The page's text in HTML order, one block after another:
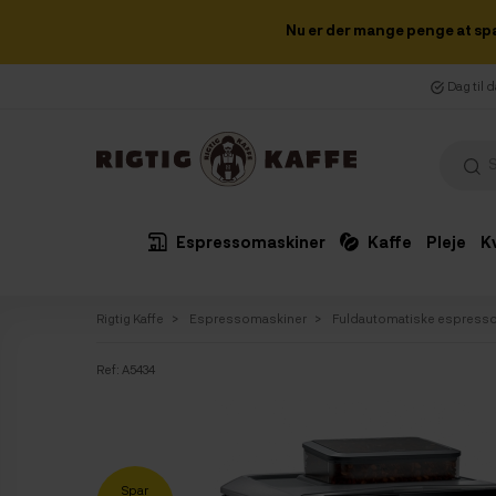
Nu er der mange penge at
Dag til
Espressomaskiner Kaffe Pleje
Rigtig Kaffe Espressomaskiner Fuldautomatiske
Ref: A5434
Spar